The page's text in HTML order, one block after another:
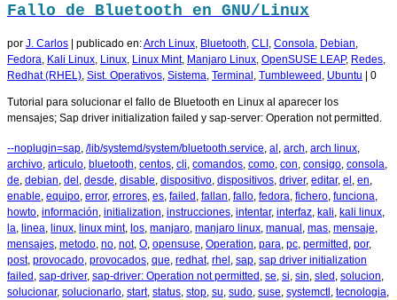
Fallo de Bluetooth en GNU/Linux
por J. Carlos | publicado en:Arch Linux Bluetooth CLI Consola Debian
Fedora Kali Linux Linux Linux Mint, Manjaro Linux OpenSUSE LEAP, Redes
Redhat (RHEL) Sist. Operativos Sistema Terminal Tumbleweed Ubuntu | 0
Tutorial para solucionar el fallo de Bluetooth en Linux al aparecer los
mensajes; Sap driver initialization failed y sap-server: Operation not permitted.
--noplugin=sap /lib/systemd/system/bluetooth.service al arch arch linux
archivo articulo bluetooth centos cli comandos como con consigo consola
de debian del desde disable dispositivo dispositivos driver, editar, el en
enable equipo error, errores es failed fallan fallo fedora fichero funciona
howto información initialization instrucciones intentar, interfaz kali kali linux
la linea linux linux mint, los manjaro manjaro linux manual mas mensaje
mensajes metodo no not, O opensuse Operation para pc permitted por,
post, provocado provocados que redhat, rhel sap sap driver initialization
failed sap-driver, sap-driver: Operation not permitted se si sin sled solucion
solucionar, solucionarlo start, status stop su sudo suse systemctl tecnologia